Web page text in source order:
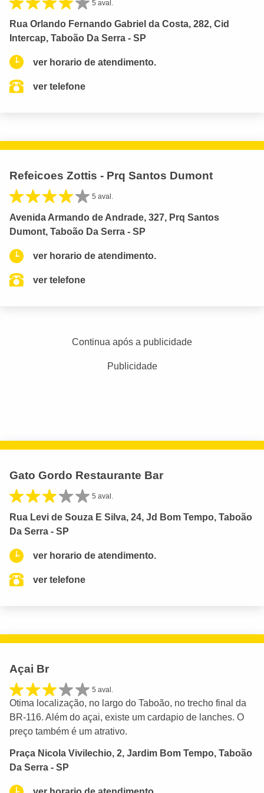
5 aval.
Rua Orlando Fernando Gabriel da Costa, 282, Cid
Intercap, Taboão Da Serra - SP
ver horario de atendimento.
ver telefone
Refeicoes Zottis - Prq Santos Dumont
5 aval.
Avenida Armando de Andrade, 327, Prq Santos
Dumont, Taboão Da Serra - SP
ver horario de atendimento.
ver telefone
Continua após a publicidade
Publicidade
Gato Gordo Restaurante Bar
5 aval.
Rua Levi de Souza E Silva, 24, Jd Bom Tempo, Taboão
Da Serra - SP
ver horario de atendimento.
ver telefone
Açai Br
5 aval.
Otima localização, no largo do Taboão, no trecho final da
BR-116. Além do açai, existe um cardapio de lanches. O
preço também é um atrativo.
Praça Nicola Vivilechio, 2, Jardim Bom Tempo, Taboão
Da Serra - SP